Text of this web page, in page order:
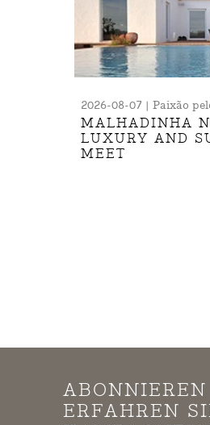
2026-08-07 | Paixão
MALHADINHA
LUXURY AND
MEET
ERFAHREN